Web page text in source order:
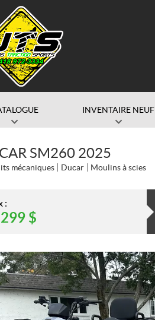
INVENTAIRE NEUF
SM260 2025
mécaniques Ducar Moulins à scies
:
$